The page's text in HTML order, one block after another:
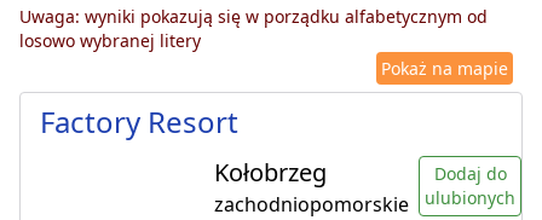
Uwaga: wyniki pokazują się w porządku alfabetycznym od
losowo wybranej litery
Pokaż na mapie
Factory Resort
Kołobrzeg
zachodniopomorskie
Dodaj do
ulubionych